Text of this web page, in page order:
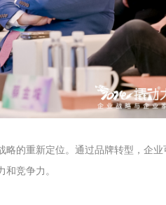
的重新定位。通过品牌转型，企业
竞争力。